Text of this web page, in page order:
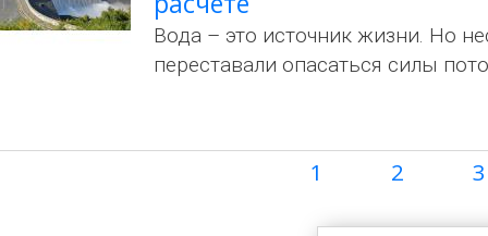
Вода – это источник жизни. Но
переставали опасаться силы
Page
1 Page
2 3